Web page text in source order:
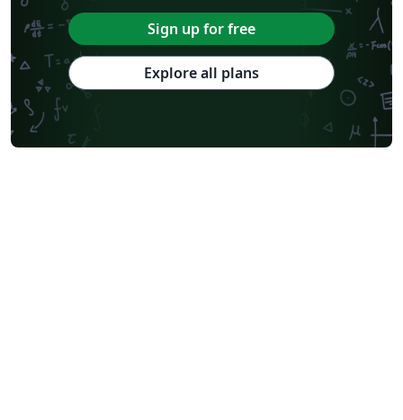
Sign up for free
Explore all plans